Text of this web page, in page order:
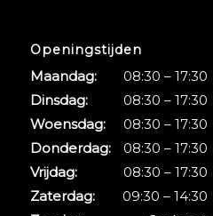
Openingstijden
Maandag:
08:30 – 17:30
Dinsdag:
08:30 – 17:30
Woensdag:
08:30 – 17:30
Donderdag:
08:30 – 17:30
Vrijdag:
08:30 – 17:30
Zaterdag:
09:30 – 14:30